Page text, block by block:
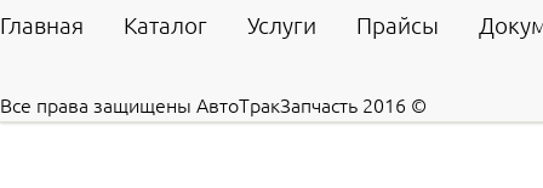
Главная Каталог Услуги Прайсы
Все права защищены АвтоТракЗапчасть 2016 ©